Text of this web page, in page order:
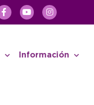
Información